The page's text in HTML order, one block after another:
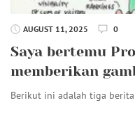
AUGUST 11, 2025 0
Saya bertemu
memberikan
Berikut ini adalah tiga